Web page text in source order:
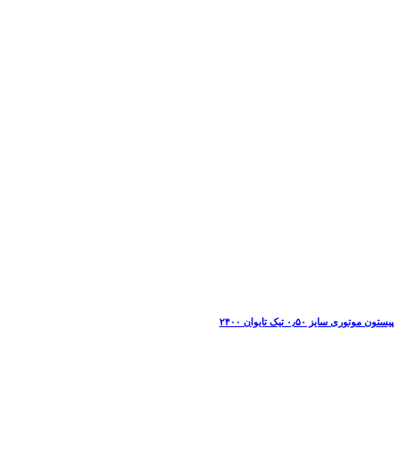
پیستون موتوری سایز ۰٫۵۰ تیک تایوان ۲۴۰۰